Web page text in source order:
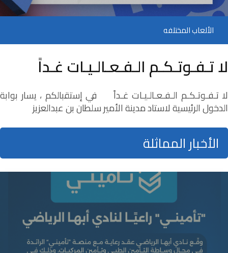
الألعاب المختلفه
لا تـفـوتـكـم الـفـعـالـيـات غـداً
لا تـفـوتـكـم الـفـعـالـيـات غـداً في إستقبالكم ، يسار بوابة
الدخول الرئيسية لاستاد مدينة الأمير سلطان بن عبدالعزيز
الأخبار المماثلة